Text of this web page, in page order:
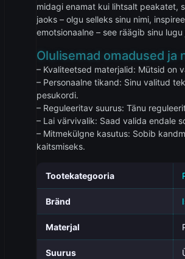
midagi enamat kui lihtsalt peakatet,
jaoks – olgu selleks sinu nimi,
emotsionaalne – see räägib sinu
Olulisemad omadused ja
– Kvaliteetsed materjalid: Mütsid on
– Personaalne tikand: Sinu valitud
pesukordi.
– Reguleeritav suurus: Tänu
– Lai värvivalik: Saad valida endale
– Mitmekülgne kasutus: Sobib
kaitsmiseks.
Tootekategooria
Bränd
Materjal
Suurus